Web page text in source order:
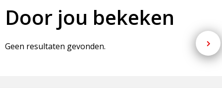
Door jou bekeken
Geen resultaten gevonden.